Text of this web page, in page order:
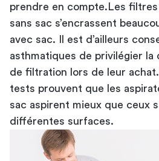
prendre en compte.Les
sans sac s’encrassent
avec sac. Il est d’ailleurs
asthmatiques de privilégier la
de filtration lors de leur
tests prouvent que les
sac aspirent mieux que ceux
différentes surfaces.